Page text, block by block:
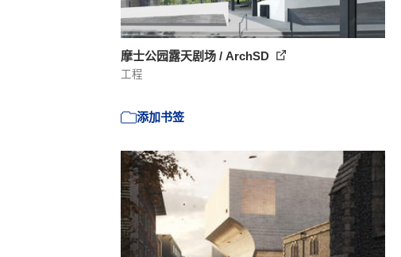
摩士公园露天剧场 / ArchSD
工程
添加书签